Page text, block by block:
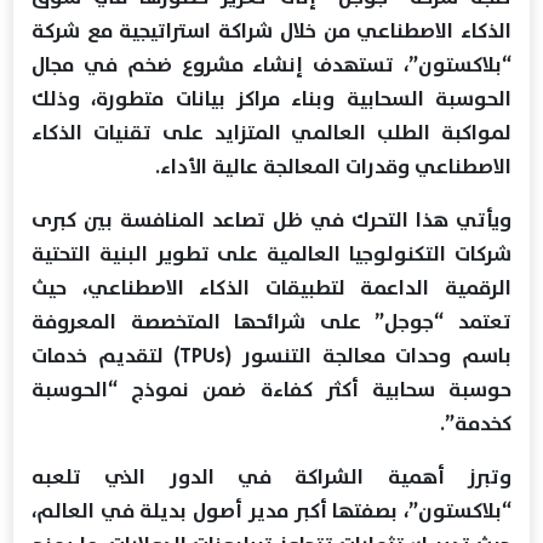
الذكاء الاصطناعي من خلال شراكة استراتيجية مع شركة
“بلاكستون”، تستهدف إنشاء مشروع ضخم في مجال
الحوسبة السحابية وبناء مراكز بيانات متطورة، وذلك
لمواكبة الطلب العالمي المتزايد على تقنيات الذكاء
الاصطناعي وقدرات المعالجة عالية الأداء.
ويأتي هذا التحرك في ظل تصاعد المنافسة بين كبرى
شركات التكنولوجيا العالمية على تطوير البنية التحتية
الرقمية الداعمة لتطبيقات الذكاء الاصطناعي، حيث
تعتمد “جوجل” على شرائحها المتخصصة المعروفة
باسم وحدات معالجة التنسور (TPUs) لتقديم خدمات
حوسبة سحابية أكثر كفاءة ضمن نموذج “الحوسبة
كخدمة”.
وتبرز أهمية الشراكة في الدور الذي تلعبه
“بلاكستون”، بصفتها أكبر مدير أصول بديلة في العالم،